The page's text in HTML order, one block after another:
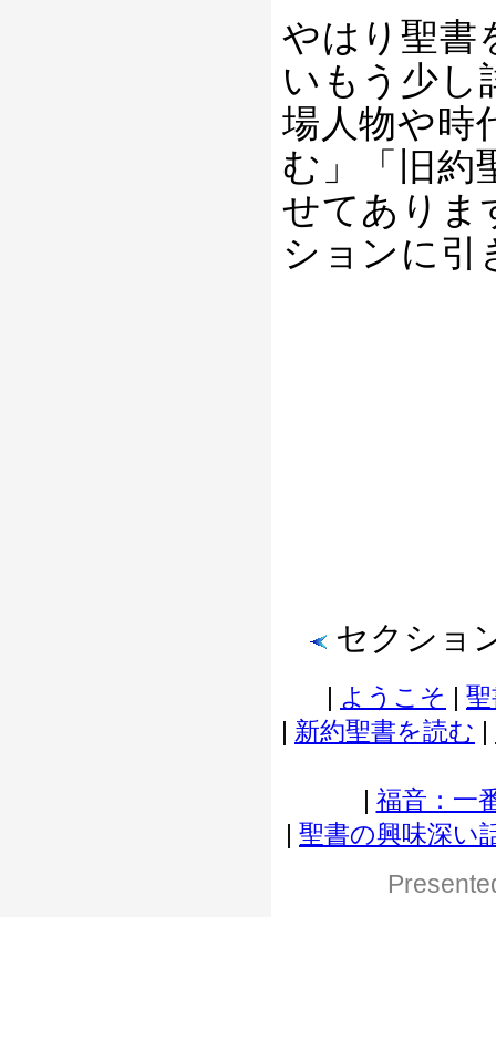
やはり聖書
いもう少し
場人物や時
む」「旧約
せてありま
ションに引
セクショ
ようこそ
新約聖書を読む
福音：一
聖書の興味深い